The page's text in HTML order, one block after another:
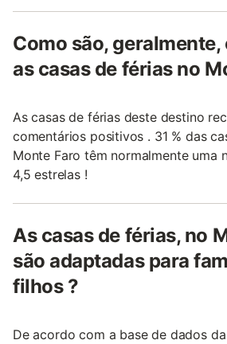
Como são,
as casas de férias no
As casas de férias deste destino
comentários positivos . 31 % das
Monte Faro têm normalmente uma
4,5 estrelas !
As casas de férias, no
são adaptadas para
filhos ?
De acordo com a base de dados